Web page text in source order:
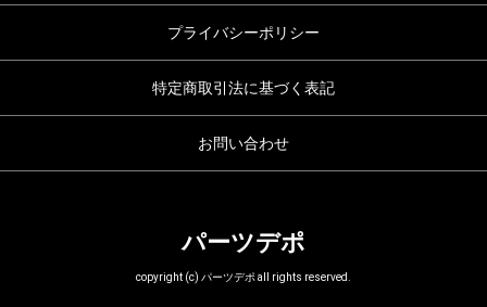
プライバシーポリシー
特定商取引法に基づく表記
お問い合わせ
パーツデポ
copyright (c) パーツデポ all rights reserved.